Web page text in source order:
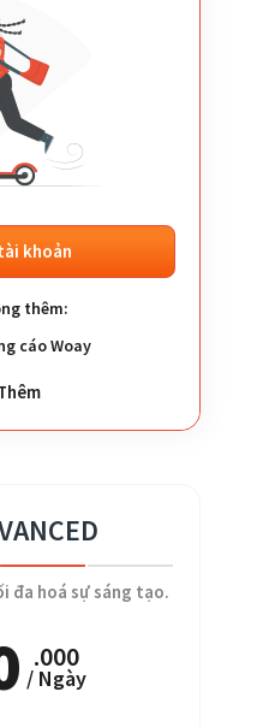
khoản
thêm:
cáo Woay
đa hoá sự sáng tạo.
.000
/ Ngày